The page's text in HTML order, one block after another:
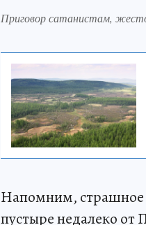
Приговор сатанистам,
Напомним, страшное
пустыре недалеко от